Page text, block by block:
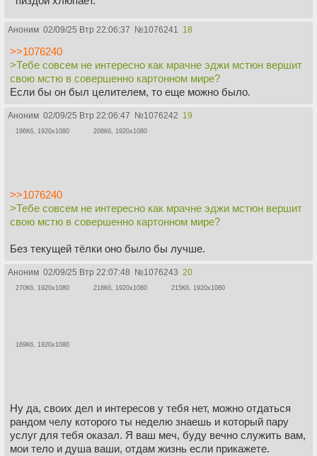
Аноним 02/09/25 Втр 22:06:37 №1076241 18
>>1076240
>Тебе совсем не интересно как мрачне эджи мстюн вершит
свою мстю в совершенно картонном мире?
Если бы он был целителем, то еще можно было.
Аноним 02/09/25 Втр 22:06:47 №1076242 19
196Кб, 1920x1080 208Кб, 1920x1080
>>1076240
>Тебе совсем не интересно как мрачне эджи мстюн вершит
свою мстю в совершенно картонном мире?
Без текущей тёлки оно было бы лучше.
Аноним 02/09/25 Втр 22:07:48 №1076243 20
270Кб, 1920x1080 218Кб, 1920x1080 215Кб, 1920x1080
169Кб, 1920x1080
Ну да, своих дел и интересов у тебя нет, можно отдаться
рандом челу которого ты неделю знаешь и который пару
услуг для тебя оказал. Я ваш меч, буду вечно служить вам,
мои тело и душа ваши, отдам жизнь если прикажете.